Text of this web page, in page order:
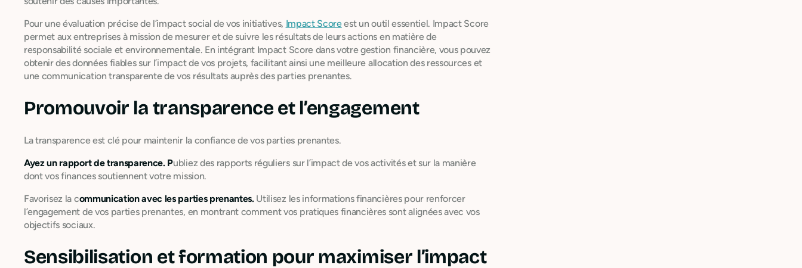
Pour une évaluation précise de l’impact social de vos initiatives, Impact Scoreest un outil essentiel. Impact Score
permet aux entreprises à mission de mesurer et de suivre les résultats de leurs actions en matière de
responsabilité sociale et environnementale. En intégrant Impact Score dans votre gestion financière, vous pouvez
obtenir des données fiables sur l’impact de vos projets, facilitant ainsi une meilleure allocation des ressources et
une communication transparente de vos résultats auprès des parties prenantes.
Promouvoir la transparence et l’engagement
La transparence est clé pour maintenir la confiance de vos parties prenantes.
Ayez un rapport de transparence. Publiez des rapports réguliers sur l’impact de vos activités et sur la manière
dont vos finances soutiennent votre mission.
Favorisez la communication avec les parties prenantes.Utilisez les informations financières pour renforcer
l’engagement de vos parties prenantes, en montrant comment vos pratiques financières sont alignées avec vos
objectifs sociaux.
Sensibilisation et formation pour maximiser l’impact